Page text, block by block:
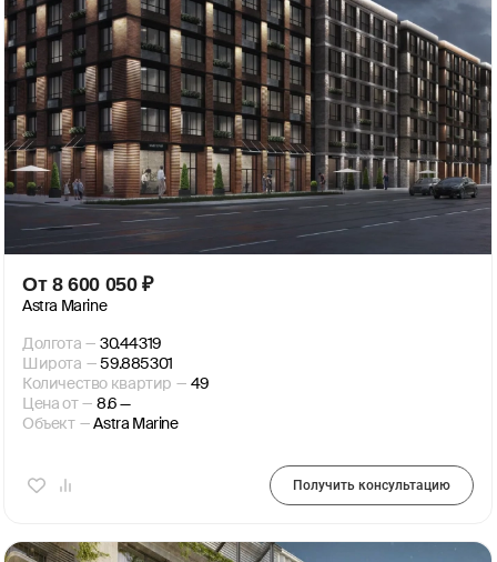
От 8 600 050 ₽
Astra Marine
Долгота — 30.44319
Широта — 59.885301
Количество квартир — 49
Цена от — 8.6 —
Объект — Astra Marine
Получить консультацию